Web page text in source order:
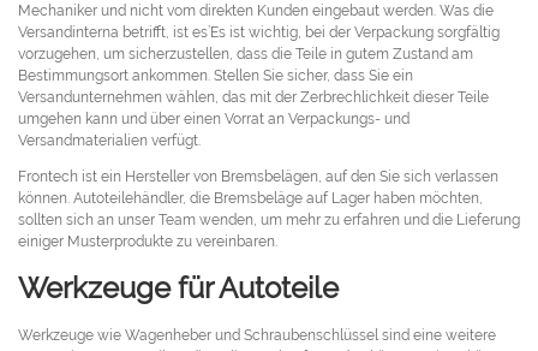
Mechaniker und nicht vom direkten Kunden eingebaut werden. Was die
Versandinterna betrifft, ist es’Es ist wichtig, bei der Verpackung sorgfältig
vorzugehen, um sicherzustellen, dass die Teile in gutem Zustand am
Bestimmungsort ankommen. Stellen Sie sicher, dass Sie ein
Versandunternehmen wählen, das mit der Zerbrechlichkeit dieser Teile
umgehen kann und über einen Vorrat an Verpackungs- und
Versandmaterialien verfügt.
Frontech ist ein Hersteller von Bremsbelägen, auf den Sie sich verlassen
können. Autoteilehändler, die Bremsbeläge auf Lager haben möchten,
sollten sich an unser Team wenden, um mehr zu erfahren und die Lieferung
einiger Musterprodukte zu vereinbaren.
Werkzeuge für Autoteile
Werkzeuge wie Wagenheber und Schraubenschlüssel sind eine weitere